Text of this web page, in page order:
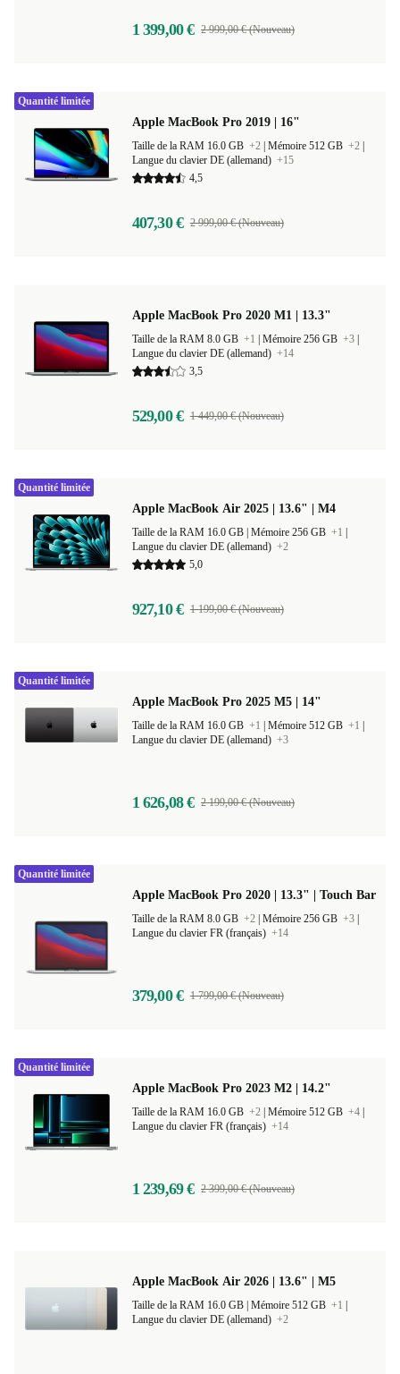
1 399,00 € 2 999,00 € (Nouveau)
Apple MacBook Pro 2019 | 16"
Taille de la RAM 16.0 GB +2 Mémoire 512 GB +2
Langue du clavier DE (allemand) +15
4,5
407,30 € 2 999,00 € (Nouveau)
Quantité limitée
Apple MacBook Pro 2020 M1 | 13.3"
Taille de la RAM 8.0 GB +1 Mémoire 256 GB +3
Langue du clavier DE (allemand) +14
3,5
529,00 € 1 449,00 € (Nouveau)
Apple MacBook Air 2025 | 13.6" | M4
Mémoire 256 GB +1
Langue du clavier DE (allemand) +2
5,0
927,10 € 1 199,00 € (Nouveau)
Quantité limitée
Apple MacBook Pro 2025 M5 | 14"
Taille de la RAM 16.0 GB +1 Mémoire 512 GB +1
Langue du clavier DE (allemand) +3
1 626,08 € 2 199,00 € (Nouveau)
Quantité limitée
Apple MacBook Pro 2020 | 13.3" | Touch Bar
Taille de la RAM 8.0 GB +2 Mémoire 256 GB +3
Langue du clavier FR (français) +14
379,00 € 1 799,00 € (Nouveau)
Quantité limitée
Apple MacBook Pro 2023 M2 | 14.2"
Taille de la RAM 16.0 GB +2 Mémoire 512 GB +4
Langue du clavier FR (français) +14
1 239,69 € 2 399,00 € (Nouveau)
Quantité limitée
Apple MacBook Air 2026 | 13.6" | M5
Mémoire 512 GB +1
Langue du clavier DE (allemand) +2